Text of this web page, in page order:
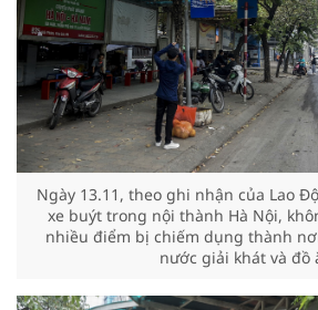
Ngày 13.11, theo ghi nhận của Lao
xe buýt trong nội thành Hà Nội,
nhiều điểm bị chiếm dụng thành
nước giải khát và đồ